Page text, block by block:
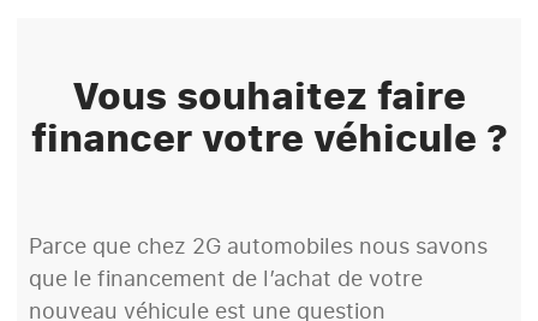
Vous souhaitez faire
financer votre véhicule ?
Parce que chez 2G automobiles nous savons
que le financement de l’achat de votre
nouveau véhicule est une question